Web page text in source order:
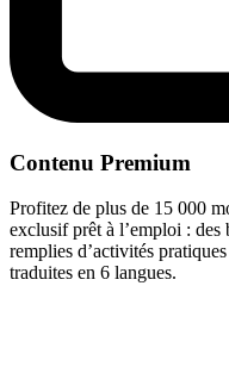
Contenu Premium
Profitez de plus de 15 000
exclusif prêt à l’emploi : des
remplies d’activités
traduites en 6 langues.